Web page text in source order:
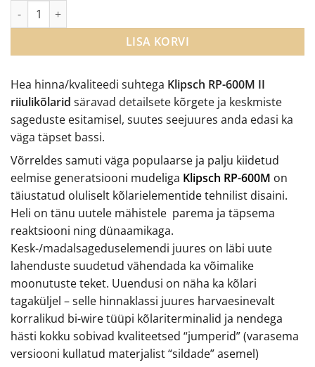
Hea hinna/kvaliteedi suhtega Klipsch RP-600M II
riiulikõlarid säravad detailsete kõrgete ja keskmiste
sageduste esitamisel, suutes seejuures anda edasi ka
väga täpset bassi.
Võrreldes samuti väga populaarse ja palju kiidetud
eelmise generatsiooni mudeliga Klipsch RP-600M on
täiustatud oluliselt kõlarielementide tehnilist disaini.
Heli on tänu uutele mähistele parema ja täpsema
reaktsiooni ning dünaamikaga.
Kesk-/madalsageduselemendi juures on läbi uute
lahenduste suudetud vähendada ka võimalike
moonutuste teket. Uuendusi on näha ka kõlari
tagaküljel – selle hinnaklassi juures harvaesinevalt
korralikud bi-wire tüüpi kõlariterminalid ja nendega
hästi kokku sobivad kvaliteetsed “jumperid” (varasema
versiooni kullatud materjalist “sildade” asemel)
Klipsch RP-600M II riiulikõlarid kogus
LISA KORVI